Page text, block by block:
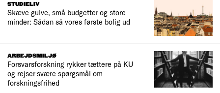
STUDIELIV
Skæve gulve, små budgetter og store
minder: Sådan så vores første bolig ud
ARBEJDSMILJØ
Forsvarsforskning rykker tættere på KU
og rejser svære spørgsmål om
forskningsfrihed